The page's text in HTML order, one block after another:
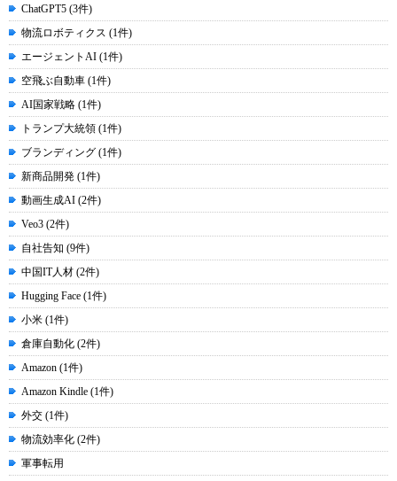
ChatGPT5 (3件)
物流ロボティクス (1件)
エージェントAI (1件)
空飛ぶ自動車 (1件)
AI国家戦略 (1件)
トランプ大統領 (1件)
ブランディング (1件)
新商品開発 (1件)
動画生成AI (2件)
Veo3 (2件)
自社告知 (9件)
中国IT人材 (2件)
Hugging Face (1件)
小米 (1件)
倉庫自動化 (2件)
Amazon (1件)
Amazon Kindle (1件)
外交 (1件)
物流効率化 (2件)
軍事転用